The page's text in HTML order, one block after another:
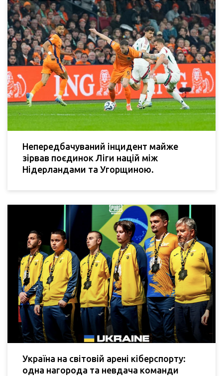
Непередбачуваний інцидент майже
зірвав поєдинок Ліги націй між
Нідерландами та Угорщиною.
Україна на світовій арені кіберспорту:
одна нагорода та невдача команди